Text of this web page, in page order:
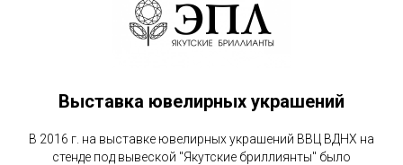
Выставка ювелирных украшений
В 2016 г. на выставке ювелирных украшений ВВЦ ВДНХ на
стенде под вывеской "Якутские бриллиянты" было